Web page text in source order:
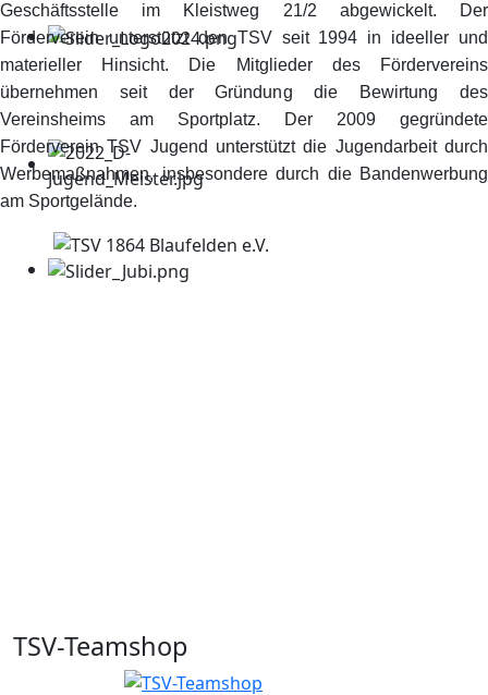
Geschäftsstelle im Kleistweg 21/2 abgewickelt. Der
Förderverein unterstützt den TSV seit 1994 in ideeller und
materieller Hinsicht. Die Mitglieder des Fördervereins
übernehmen seit der Gründung die Bewirtung des
Vereinsheims am Sportplatz. Der 2009 gegründete
Förderverein TSV Jugend unterstützt die Jugendarbeit durch
Werbemaßnahmen, insbesondere durch die Bandenwerbung
am Sportgelände.
TSV-Teamshop